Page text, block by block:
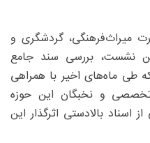
میراث‌فرهنگی، گردشگری و
نشست، بررسی سند جامع
طی ماه‌های اخیر با همراهی
و نخبگان این حوزه
اسناد بالادستی اثرگذار این